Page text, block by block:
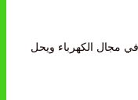
مجال الكهرباء ويحل